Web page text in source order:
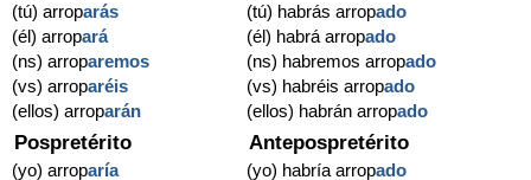
(tú) arroparás
(él) arropará
(ns) arroparemos
(vs) arroparéis
(ellos) arroparán
(tú) habrás arropado
(él) habrá arropado
(ns) habremos arropado
(vs) habréis arropado
(ellos) habrán arropado
Pospretérito
(yo) arroparía
Antepospretérito
(yo) habría arropado